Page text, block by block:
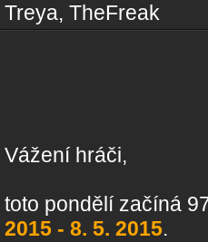
Treya, TheFreak
Vážení hráči,
toto pondělí začíná
2015 - 8. 5. 2015.